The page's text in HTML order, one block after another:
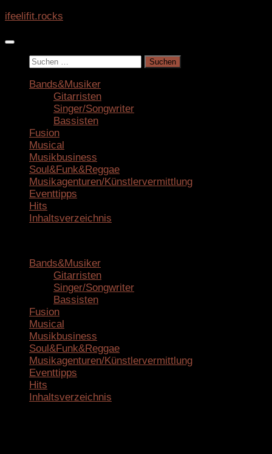
Zum
springen
ifeelifit.rocks
Suchen
Bands&Musiker
Gitarristen
Singer/Songwriter
Bassisten
Fusion
Musical
Musikbusiness
Soul&Funk&Reggae
Musikagenturen/Künstlervermittlung
Eventtipps
Hits
Inhaltsverzeichnis
Bands&Musiker
Gitarristen
Singer/Songwriter
Bassisten
Fusion
Musical
Musikbusiness
Soul&Funk&Reggae
Musikagenturen/Künstlervermittlung
Eventtipps
Hits
Inhaltsverzeichnis